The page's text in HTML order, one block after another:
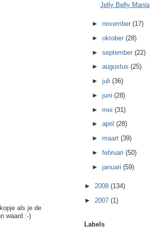
als je de
waard :-)
Jelly Belly Mania
►november(17)
►oktober(28)
►september(22)
►augustus(25)
►juli(36)
►juni(28)
►mei(31)
►april(28)
►maart(39)
►februari(50)
►januari(59)
► 2008 (134)
► 2007 (1)
Labels